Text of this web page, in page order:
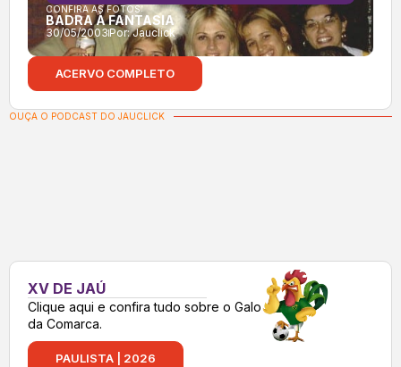
CONFIRA AS FOTOS:
BADRA À FANTASIA
30/05/2003Por:Jauclick
ACERVO COMPLETO
OUÇA O PODCAST DO JAUCLICK
XV DE JAÚ
Clique aqui e confira tudo sobre o Galo
da Comarca.
PAULISTA | 2026